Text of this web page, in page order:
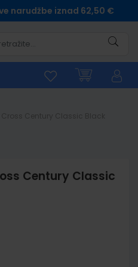
narudžbe iznad 62,50 €
Century Classic